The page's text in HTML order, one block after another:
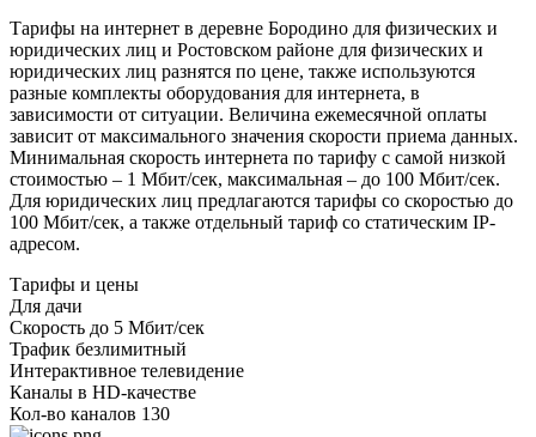
Тарифы на интернет в деревне Бородино для физических и
юридических лиц и Ростовском районе для физических и
юридических лиц разнятся по цене, также используются
разные комплекты оборудования для интернета, в
зависимости от ситуации. Величина ежемесячной оплаты
зависит от максимального значения скорости приема данных.
Минимальная скорость интернета по тарифу с самой низкой
стоимостью – 1 Мбит/сек, максимальная – до 100 Мбит/сек.
Для юридических лиц предлагаются тарифы со скоростью до
100 Мбит/сек, а также отдельный тариф со статическим IP-
адресом.
Тарифы и цены
Для дачи
Скорость до 5 Мбит/сек
Трафик безлимитный
Интерактивное телевидение
Каналы в HD-качестве
Кол-во каналов 130